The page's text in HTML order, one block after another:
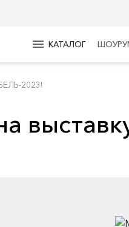
menu КАТАЛОГ
2023!